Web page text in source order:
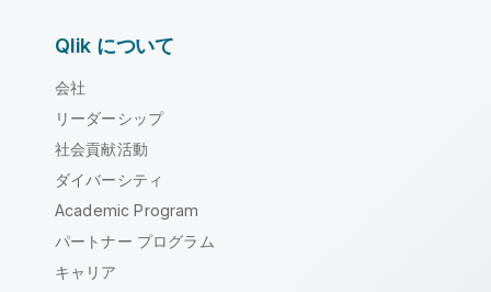
Qlik について
会社
リーダーシップ
社会貢献活動
ダイバーシティ
Academic Program
パートナー プログラム
キャリア